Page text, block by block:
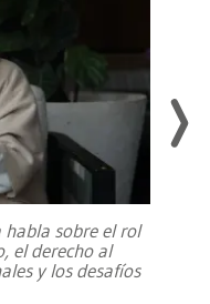
sobre el rol
el derecho al
y los desafíos